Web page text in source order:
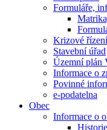
Formuláře,
Krizové řízení
Stavební úřad
Územní plán
Informace o
Povinné
e-podatelna
Obec
Informace o
Historie